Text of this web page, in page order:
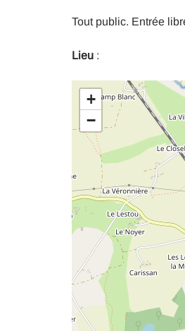
Tout public. Entrée
Lieu :
+
−